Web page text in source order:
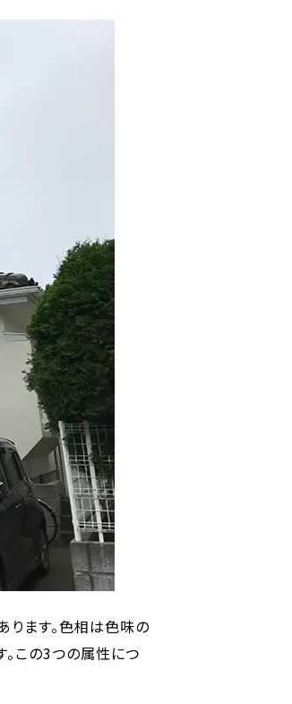
ます。色相は色味の
この3つの属性につ